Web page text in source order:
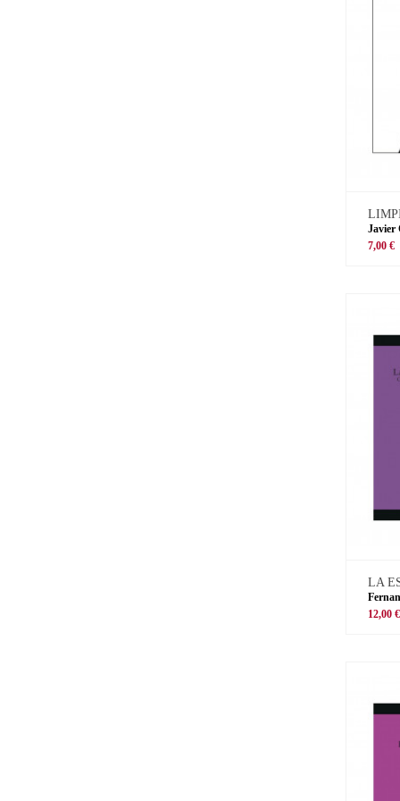
Javier
7,00 €
LA
12,00 €